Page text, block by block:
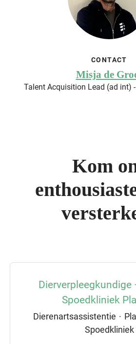
CONTACT
Misja de
Talent Acquisition Lead (ad int)
Kom
Dierverpleegkundige
Spoedkliniek
Dierenartsassistentie ·
Spoedkliniek